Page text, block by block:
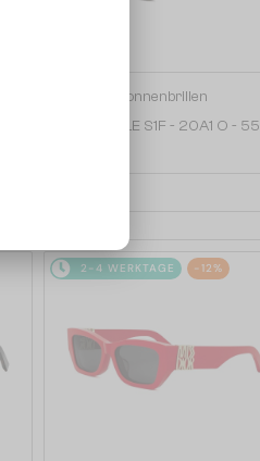
Sonnenbrillen
DIORESILLE S1F - 20A1 O - 55
2-4 WERKTAGE -12%